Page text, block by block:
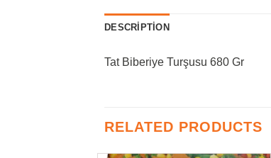
DESCRIPTION
Tat Biberiye Turşusu 680 Gr
RELATED PRODUCTS